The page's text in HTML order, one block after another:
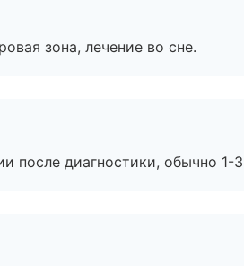
зона, лечение во сне.
после диагностики, обычно 1-